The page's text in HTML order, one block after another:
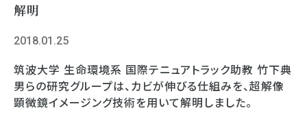
解明
2018.01.25
筑波大学 生命環境系 国際テニュアトラック助教 竹下典
男らの研究グループは、カビが伸びる仕組みを、超解像
顕微鏡イメージング技術を用いて解明しました。